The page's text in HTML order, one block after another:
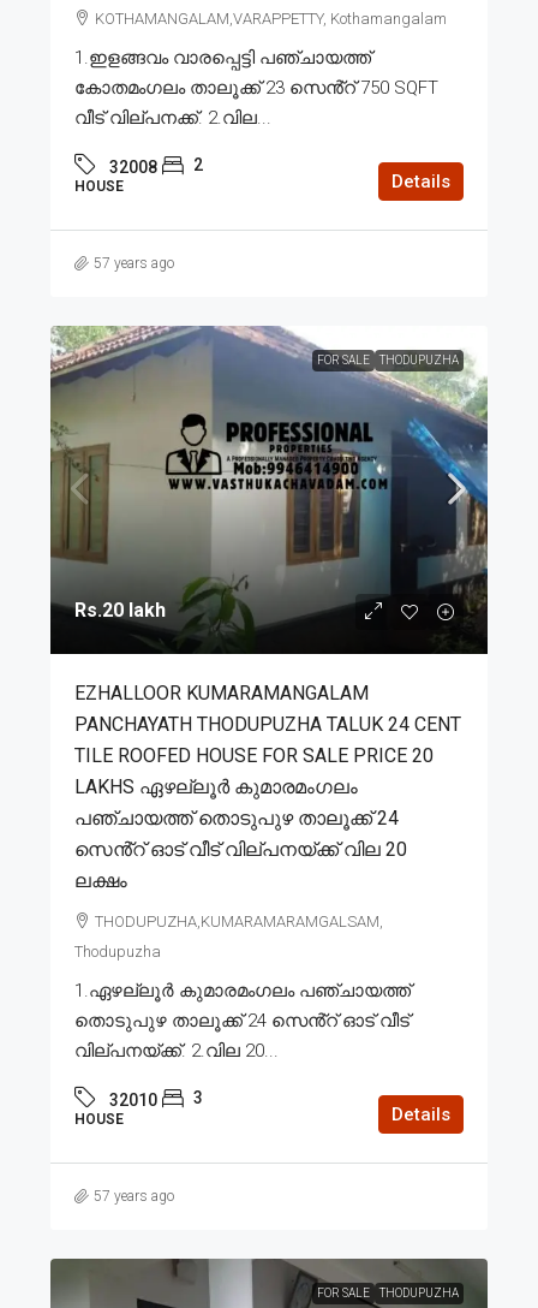
KOTHAMANGALAM,VARAPPETTY, Kothamangalam
1.ഇളങ്ങവം വാരപ്പെട്ടി പഞ്ചായത്ത്
കോതമംഗലം താലൂക്ക് 23 സെൻ്റ് 750 SQFT
വീട് വില്പനക്ക്. 2.വില...
32008 2
HOUSE Details
57 years ago
FOR SALE THODUPUZHA
Rs.20 lakh
EZHALLOOR KUMARAMANGALAM
PANCHAYATH THODUPUZHA TALUK 24 CENT
TILE ROOFED HOUSE FOR SALE PRICE 20
LAKHS ഏഴല്ലൂർ കുമാരമംഗലം
പഞ്ചായത്ത് തൊടുപുഴ താലൂക്ക് 24
സെൻ്റ് ഓട് വീട് വില്പനയ്ക്ക് വില 20
ലക്ഷം
THODUPUZHA,KUMARAMARAMGALSAM,
Thodupuzha
1.ഏഴല്ലൂർ കുമാരമംഗലം പഞ്ചായത്ത്
തൊടുപുഴ താലൂക്ക് 24 സെൻ്റ് ഓട് വീട്
വില്പനയ്ക്ക്. 2.വില 20...
32010 3
HOUSE Details
57 years ago
FOR SALE THODUPUZHA